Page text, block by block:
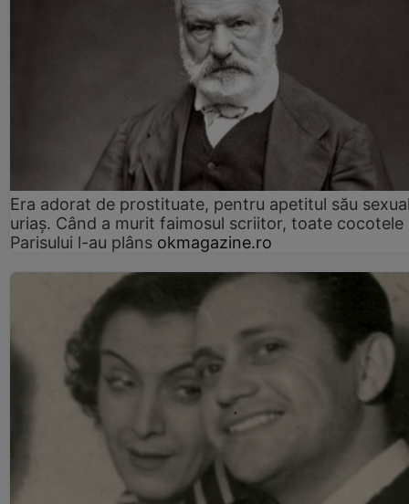
Era adorat de prostituate, pentru apetitul său
uriaș. Când a murit faimosul scriitor, toate cocotele
Parisului l-au plâns okmagazine.ro